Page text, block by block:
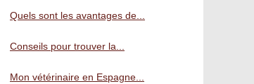
Quels sont les avantages de...
Conseils pour trouver la...
Mon vétérinaire en Espagne...